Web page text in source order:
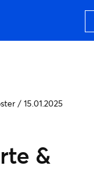
/ 15.01.2025
&